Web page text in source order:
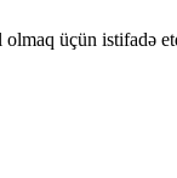
üçün istifadə